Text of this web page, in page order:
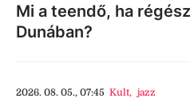
Mi a teendő, ha
Dunában?
2026. 08. 05., 07:45 Kult, jazz